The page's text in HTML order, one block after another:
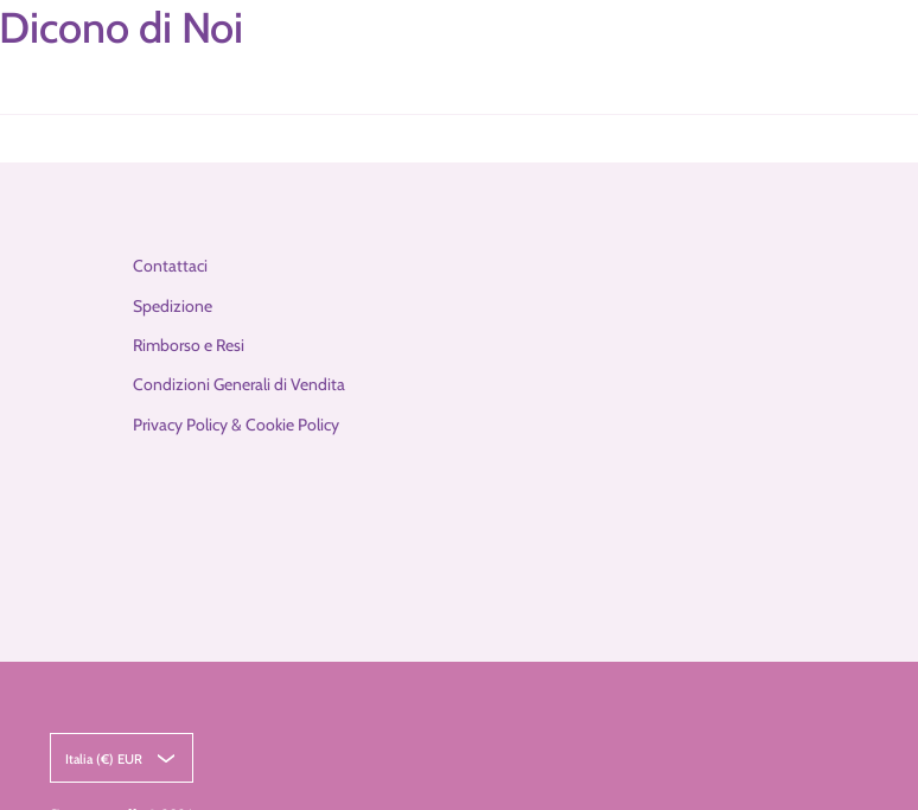
Dicono di Noi
Contattaci
Spedizione
Rimborso e Resi
Condizioni Generali di Vendita
Privacy Policy & Cookie Policy
Italia (€) EUR